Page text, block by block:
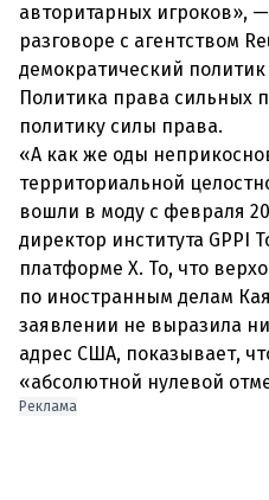
авторитарных игроков»,
разговоре с агентством
демократический
Политика права сильных
политику силы права.
«А как же оды
территориальной
вошли в моду с февраля
директор института GPPI
платформе X. То, что
по иностранным делам
заявлении не выразила
адрес США, показывает,
«абсолютной нулевой
Реклама